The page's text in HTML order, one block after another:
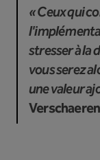
« Ceux qui
stresser à la
vous serez
une valeur